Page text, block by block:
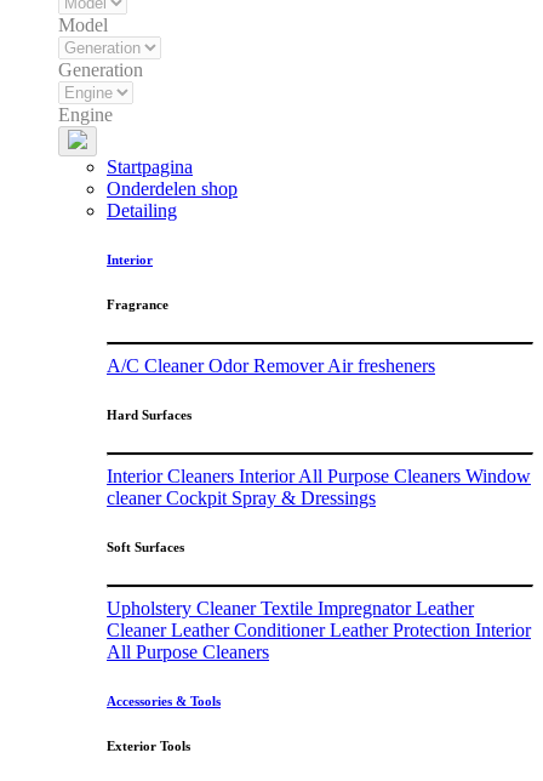
Model
Generation
Engine
Startpagina
Onderdelen shop
Detailing
Interior
Fragrance
A/C Cleaner Odor Remover Air fresheners
Hard Surfaces
Interior Cleaners Interior All Purpose Cleaners Window
cleaner Cockpit Spray & Dressings
Soft Surfaces
Upholstery Cleaner Textile Impregnator Leather
Cleaner Leather Conditioner Leather Protection Interior
All Purpose Cleaners
Accessories & Tools
Exterior Tools